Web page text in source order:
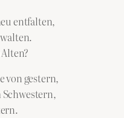
entfalten,
von gestern,